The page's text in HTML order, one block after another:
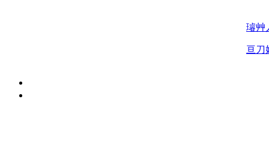
璿艸
亘刀